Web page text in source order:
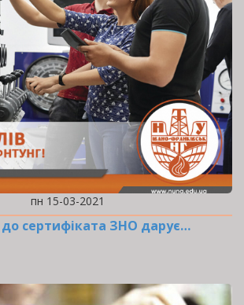
пн 15-03-2021
до сертифіката ЗНО дарує…